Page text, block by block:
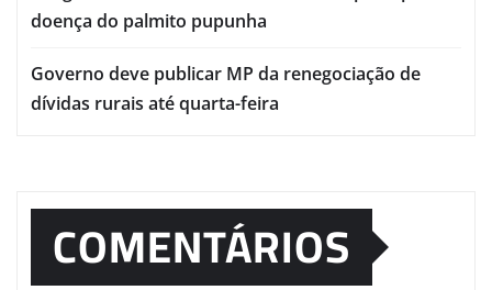
doença do palmito pupunha
Governo deve publicar MP da renegociação de
dívidas rurais até quarta-feira
COMENTÁRIOS